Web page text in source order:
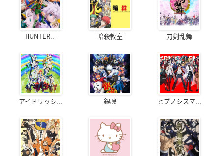
HUNTER... 暗殺教室 刀剣乱舞
アイドリッシ... 銀魂 ヒプノシスマ...